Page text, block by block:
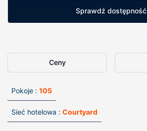
Sprawdź dostępność
Ceny
Pokoje : 105
Sieć hotelowa : Courtyard